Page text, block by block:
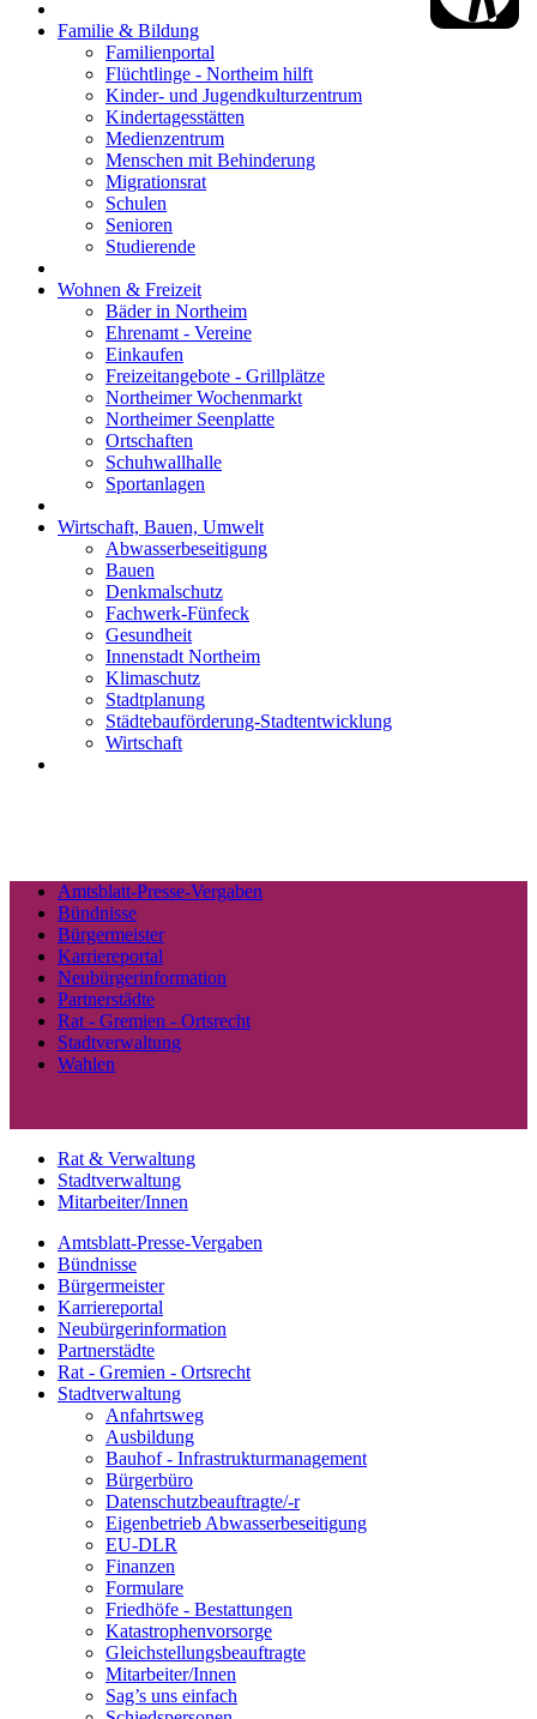
Familie & Bildung
Familienportal
Flüchtlinge - Northeim hilft
Kinder- und Jugendkulturzentrum
Kindertagesstätten
Medienzentrum
Menschen mit Behinderung
Migrationsrat
Schulen
Senioren
Studierende
Wohnen & Freizeit
Bäder in Northeim
Ehrenamt - Vereine
Einkaufen
Freizeitangebote - Grillplätze
Northeimer Wochenmarkt
Northeimer Seenplatte
Ortschaften
Schuhwallhalle
Sportanlagen
Wirtschaft, Bauen, Umwelt
Abwasserbeseitigung
Bauen
Denkmalschutz
Fachwerk-Fünfeck
Gesundheit
Innenstadt Northeim
Klimaschutz
Stadtplanung
Städtebauförderung-Stadtentwicklung
Wirtschaft
Amtsblatt-Presse-Vergaben
Bündnisse
Bürgermeister
Karriereportal
Neubürgerinformation
Partnerstädte
Rat - Gremien - Ortsrecht
Stadtverwaltung
Wahlen
Rat & Verwaltung
Stadtverwaltung
Mitarbeiter/Innen
Amtsblatt-Presse-Vergaben
Bündnisse
Bürgermeister
Karriereportal
Neubürgerinformation
Partnerstädte
Rat - Gremien - Ortsrecht
Stadtverwaltung
Anfahrtsweg
Ausbildung
Bauhof - Infrastrukturmanagement
Bürgerbüro
Datenschutzbeauftragte/-r
Eigenbetrieb Abwasserbeseitigung
EU-DLR
Finanzen
Formulare
Friedhöfe - Bestattungen
Katastrophenvorsorge
Gleichstellungsbeauftragte
Mitarbeiter/Innen
Sag’s uns einfach